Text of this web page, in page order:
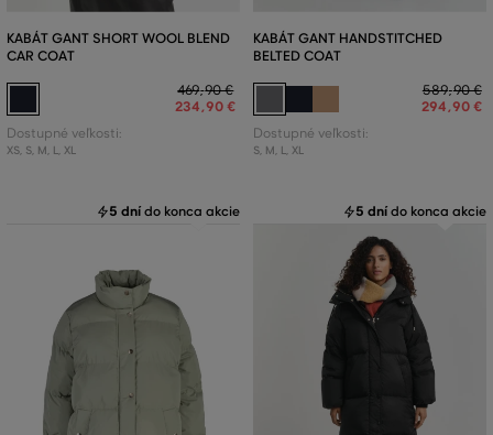
KABÁT GANT SHORT WOOL BLEND
CAR COAT
469,90 €
234,90 €
Dostupné veľkosti:
XS, S, M, L, XL
KABÁT GANT HANDSTITCHED
BELTED COAT
589,90 €
294,90 €
Dostupné veľkosti:
S, M, L, XL
5 dní do konca akcie 5 dní do konca akcie